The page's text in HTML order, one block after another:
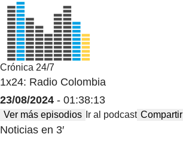
Crónica 24/7
1x24: Radio Colombia
23/08/2024 - 01:38:13
Ver más episodios Ir al podcast Compartir
Noticias en 3′